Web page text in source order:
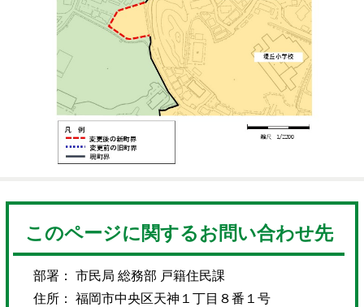
このページに関するお問い合わせ先
部署： 市民局 総務部 戸籍住民課
住所： 福岡市中央区天神１丁目８番１号